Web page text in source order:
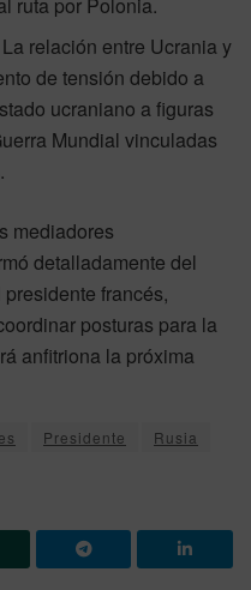
La relación entre Ucrania y
de tensión debido a
ucraniano a figuras
Mundial vinculadas
mediadores
detalladamente del
francés,
posturas para la
anfitriona la próxima
Presidente
Rusia